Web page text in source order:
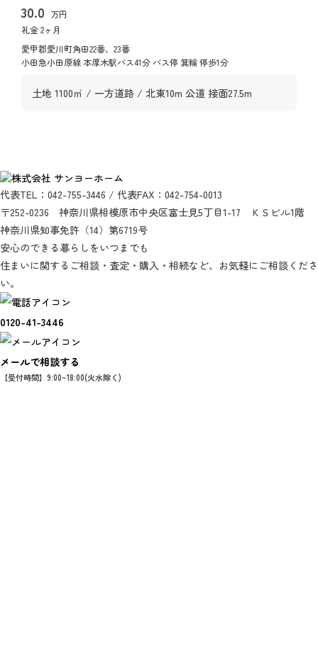
30.0 万円
礼金 2ヶ月
愛甲郡愛川町角田22番、23番
小田急小田原線 本厚木駅バス41分 バス停 箕輪 停歩1分
土地 1100㎡ / 一方道路 / 北東10m 公道 接面27.5m
代表TEL：042-755-3446 / 代表FAX：042-754-0013
〒252-0236 神奈川県相模原市中央区富士見5丁目1-17 ＫＳビル1階
神奈川県知事免許（14）第6719号
安心のできる暮らしをいつまでも
住まいに関するご相談・査定・購入・相続など、お気軽にご相談くださ
い。
0120-41-3446
メールで相談する
【受付時間】9:00~18:00(火水除く)